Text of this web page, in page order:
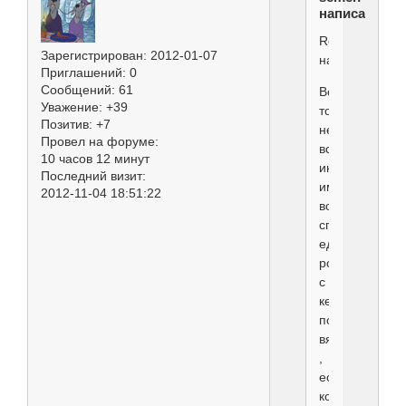
Зарегистрирован: 2012-01-07
Приглашений: 0
Сообщений: 61
Уважение: +39
Позитив: +7
Провел на форуме:
10 часов 12 минут
Последний визит:
2012-11-04 18:51:22
написал(а):
Rostova
написал(а):
Вот
только
не
всем
интересно
иметь
вокруг
сплошь
единокровных
с
кем
потом
вязать
,
если,
конечно,